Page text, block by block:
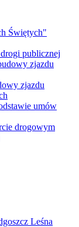
Świętych"
publicznej
zjazdu
zjazdu
umów
drogowym
Leśna